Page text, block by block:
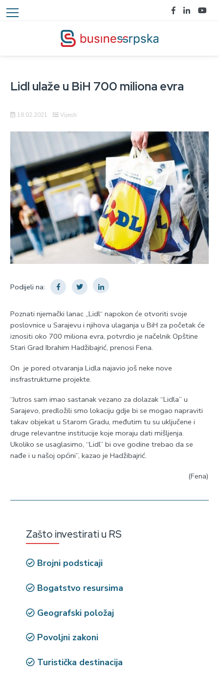
Lidl ulaže u BiH 700 miliona evra
18.02.2021 Vijesti
Podijeli na:
Poznati njemački lanac „Lidl“ napokon će otvoriti svoje
poslovnice u Sarajevu i njihova ulaganja u BiH za početak će
iznositi oko 700 miliona evra, potvrdio je načelnik Opštine
Stari Grad Ibrahim Hadžibajrić, prenosi Fena.
On je pored otvaranja Lidla najavio još neke nove
insfrastrukturne projekte.
“Jutros sam imao sastanak vezano za dolazak “Lidla” u
Sarajevo, predložili smo lokaciju gdje bi se mogao napraviti
takav objekat u Starom Gradu, međutim tu su uključene i
druge relevantne institucije koje moraju dati mišljenja.
Ukoliko se usaglasimo, “Lidl” bi ove godine trebao da se
nađe i u našoj općini”, kazao je Hadžibajrić.
(Fena)
Zašto investirati u RS
Brojni podsticaji
Bogatstvo resursima
Geografski položaj
Povoljni zakoni
Turistička destinacija